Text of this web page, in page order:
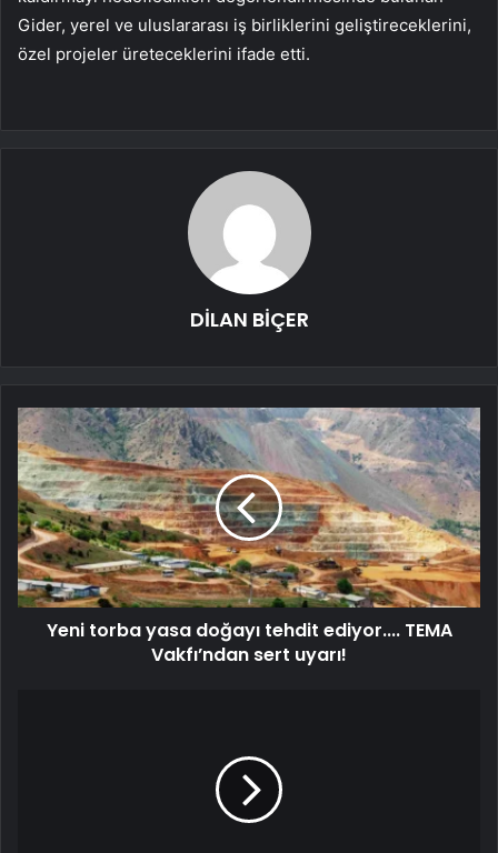
Gider, yerel ve uluslararası iş birliklerini geliştireceklerini,
özel projeler üreteceklerini ifade etti.
DİLAN BİÇER
Yeni torba yasa doğayı tehdit ediyor.... TEMA
Vakfı’ndan sert uyarı!